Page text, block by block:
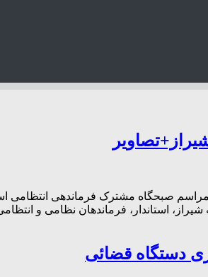
صبحگاه مشترک فرماندهی انتظامی
استاندار، فرماندهان نظامی و
دستگاه قضائی